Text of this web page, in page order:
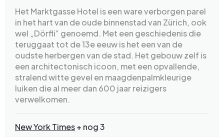
Het Marktgasse Hotel is een ware verborgen parel
in het hart van de oude binnenstad van Zürich, ook
wel „Dörfli“ genoemd. Met een geschiedenis die
teruggaat tot de 13e eeuw is het een van de
oudste herbergen van de stad. Het gebouw zelf is
een architectonisch icoon, met een opvallende,
stralend witte gevel en maagdenpalmkleurige
luiken die al meer dan 600 jaar reizigers
verwelkomen.
New York Times+ nog 3